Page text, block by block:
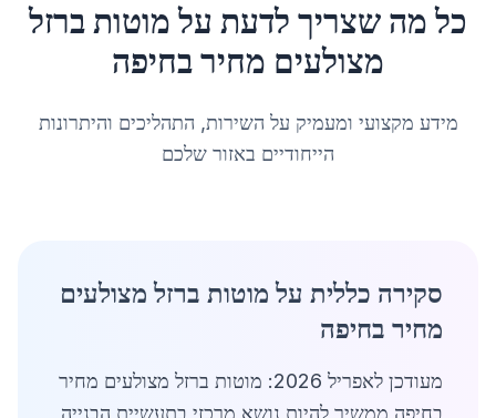
כל מה שצריך לדעת עלמוטות ברזל
מצולעים מחירבחיפה
מידע מקצועי ומעמיק על השירות, התהליכים והיתרונות
הייחודיים באזור שלכם
סקירה כללית על מוטות ברזל מצולעים
מחיר בחיפה
מעודכן לאפריל 2026: מוטות ברזל מצולעים מחיר
בחיפה ממשיך להיות נושא מרכזי בתעשיית הבנייה